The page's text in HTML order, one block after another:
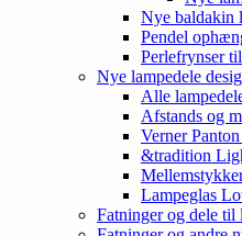
Nye baldakin
Pendel
Perlefrynser
Nye lampedele
Alle
Afstands og
Verner
&tradition
Lampeglas
Fatninger og dele til